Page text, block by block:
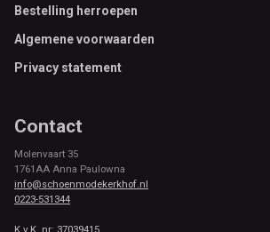
Footer
Bestelling herroepen
Algemene voorwaarden
Privacy statement
Contact
Molenvaart 35
1761AA Anna Paulowna
info@schoenmodekerkhof.nl
0223-531344
K.v.K. nr: 37039415